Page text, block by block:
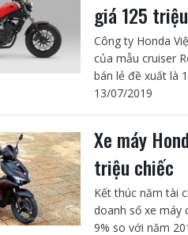
giá 125
Công ty Honda
của mẫu cruiser
bán lẻ đề xuất là
13/07/2019
Xe máy
triệu chiếc
Kết thúc năm tài
doanh số xe máy
9% so với năm